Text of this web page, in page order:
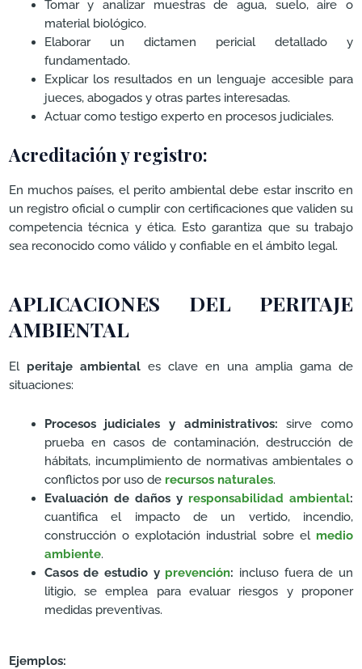
Tomar y analizar muestras de agua, suelo, aire o
material biológico.
Elaborar un dictamen pericial detallado y
fundamentado.
Explicar los resultados en un lenguaje accesible para
jueces, abogados y otras partes interesadas.
Actuar como testigo experto en procesos judiciales.
Acreditación y registro:
En muchos países, el perito ambiental debe estar inscrito en
un registro oficial o cumplir con certificaciones que validen su
competencia técnica y ética. Esto garantiza que su trabajo
sea reconocido como válido y confiable en el ámbito legal.
APLICACIONES DEL PERITAJE
AMBIENTAL
El peritaje ambiental es clave en una amplia gama de
situaciones:
Procesos judiciales y administrativos: sirve como
prueba en casos de contaminación, destrucción de
hábitats, incumplimiento de normativas ambientales o
conflictos por uso de recursos naturales.
Evaluación de daños y responsabilidad ambiental:
cuantifica el impacto de un vertido, incendio,
construcción o explotación industrial sobre el medio
ambiente.
Casos de estudio y prevención: incluso fuera de un
litigio, se emplea para evaluar riesgos y proponer
medidas preventivas.
Ejemplos: